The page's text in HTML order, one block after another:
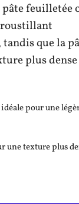
pâte feuilletée
que la
plus
idéale pour une
une texture plus